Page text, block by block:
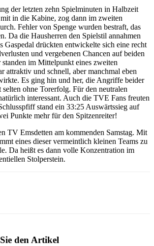
der letzten zehn Spielminuten in Halbzeit
in die Kabine, zog dann im zweiten
Fehler von Spenge wurden bestraft, das
Da die Hausherren den Spielstil annahmen
Gaspedal drückten entwickelte sich eine recht
und vergebenen Chancen auf beiden
im Mittelpunkt eines zweiten
attraktiv und schnell, aber manchmal eben
Es ging hin und her, die Angriffe beider
selten ohne Torerfolg. Für den neutralen
interessant. Auch die TVE Fans freuten
stand ein 33:25 Auswärtssieg auf
Punkte mehr für den Spitzenreiter!
TV Emsdetten am kommenden Samstag. Mit
eines dieser vermeintlich kleinen Teams zu
Da heißt es dann volle Konzentration im
Stolperstein.
den Artikel